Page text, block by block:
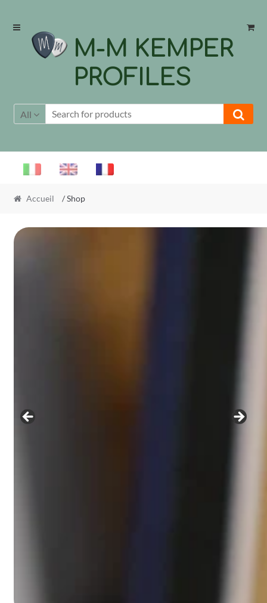
Skip
navigation
Skip
content
M-M KEMPER
PROFILES
All
Accueil / Shop